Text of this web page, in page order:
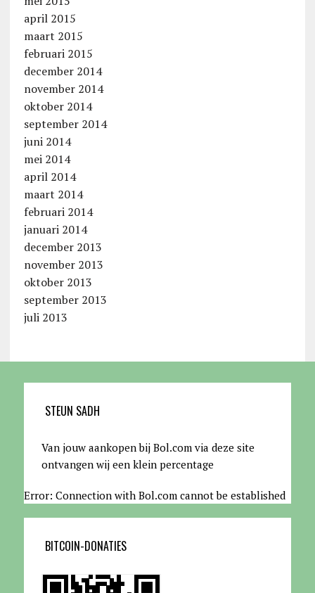
april 2015
maart 2015
februari 2015
december 2014
november 2014
oktober 2014
september 2014
juni 2014
mei 2014
april 2014
maart 2014
februari 2014
januari 2014
december 2013
november 2013
oktober 2013
september 2013
juli 2013
STEUN SADH
Van jouw aankopen bij Bol.com via deze site
ontvangen wij een klein percentage
Error: Connection with Bol.com cannot be established
BITCOIN-DONATIES